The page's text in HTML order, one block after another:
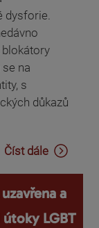
dysforie.
blokátory
na
s
důkazů
Číst dále
a
LGBT